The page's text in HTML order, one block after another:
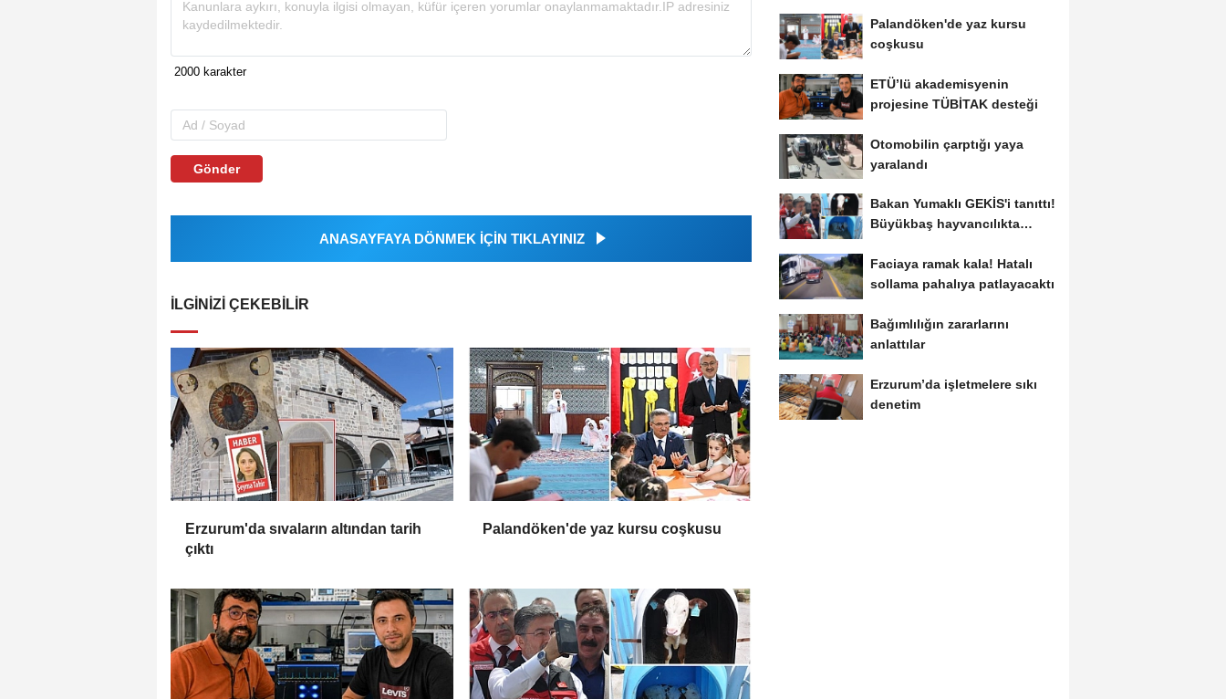
Gönder
ANASAYFAYA DÖNMEK İÇİN TIKLAYINIZ
İLGINIZI ÇEKEBILIR
Erzurum'da sıvaların altından tarih
çıktı
Palandöken'de yaz kursu coşkusu
Palandöken'de yaz kursu
coşkusu
ETÜ’lü akademisyenin
projesine TÜBİTAK desteği
Otomobilin çarptığı yaya
yaralandı
Bakan Yumaklı GEKİS'i tanıttı!
Büyükbaş hayvancılıkta
Faciaya ramak kala! Hatalı
sollama pahalıya patlayacaktı
Bağımlılığın zararlarını
anlattılar
Erzurum’da işletmelere sıkı
denetim